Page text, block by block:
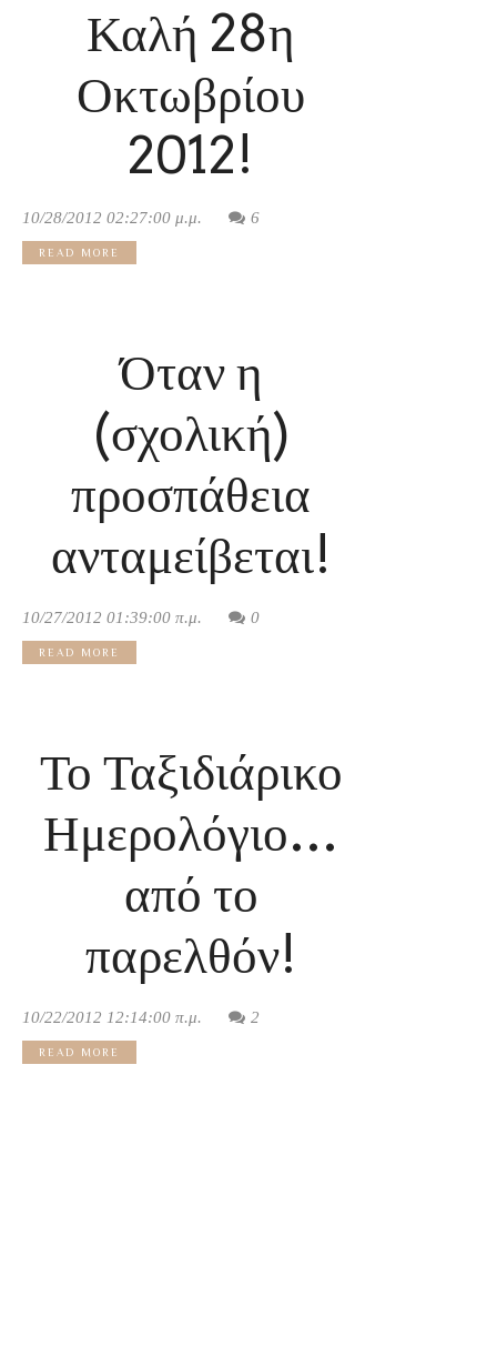
Καλή 28η
Οκτωβρίου
2012!
10/28/2012 02:27:00 μ.μ. 6
READ MORE
Όταν η
(σχολική)
προσπάθεια
ανταμείβεται!
10/27/2012 01:39:00 π.μ. 0
READ MORE
Το Ταξιδιάρικο
Ημερολόγιο…
από το
παρελθόν!
10/22/2012 12:14:00 π.μ. 2
READ MORE